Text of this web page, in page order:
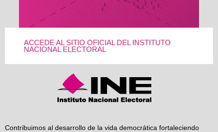
ACCEDE AL SITIO OFICIAL DEL INSTITUTO
NACIONAL ELECTORAL
Contribuimos al desarrollo de la vida democrática fortaleciendo